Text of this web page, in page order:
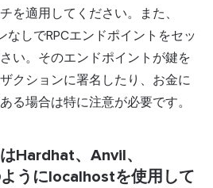
を適用してください。また、
なしでRPCエンドポイントをセッ
い。そのエンドポイントが鍵を
クションに署名したり、お金に
る場合は特に注意が必要です。
Hardhat、Anvil、
うにlocalhostを使用して